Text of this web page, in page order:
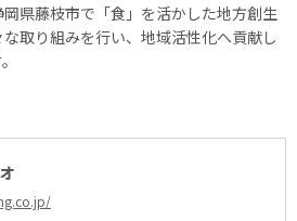
県藤枝市で「食」を活かした地方創生
取り組みを行い、地域活性化へ貢献し